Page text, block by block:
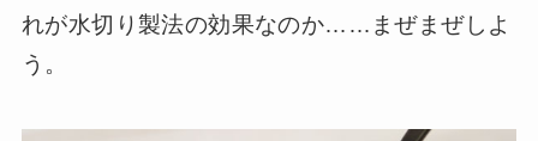
れが水切り製法の効果なのか……まぜまぜしよ
う。